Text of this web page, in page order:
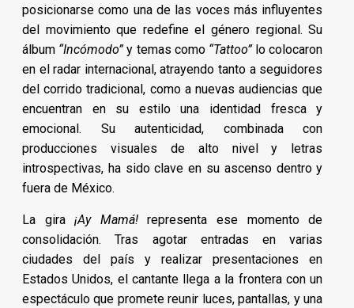
posicionarse como una de las voces más influyentes
del movimiento que redefine el género regional. Su
álbum “Incómodo”y temas como “Tattoo”lo colocaron
en el radar internacional, atrayendo tanto a seguidores
del corrido tradicional, como a nuevas audiencias que
encuentran en su estilo una identidad fresca y
emocional. Su autenticidad, combinada con
producciones visuales de alto nivel y letras
introspectivas, ha sido clave en su ascenso dentro y
fuera de México.
La gira¡Ay Mamá!representa ese momento de
consolidación. Tras agotar entradas en varias
ciudades del país y realizar presentaciones en
Estados Unidos, el cantante llega a la frontera con un
espectáculo que promete reunir luces, pantallas, y una